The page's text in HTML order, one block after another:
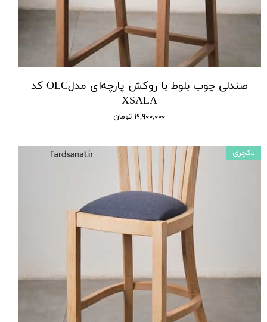
صندلی چوب بلوط با روکش پارچه‌ای مدلOLC کد
XSALA
۱۹,۹۰۰,۰۰۰ تومان
لاکچری